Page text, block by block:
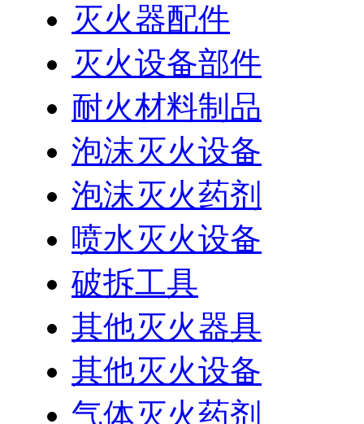
灭火器配件
灭火设备部件
耐火材料制品
泡沫灭火设备
泡沫灭火药剂
喷水灭火设备
破拆工具
其他灭火器具
其他灭火设备
气体灭火药剂